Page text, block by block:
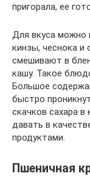
пригорала, ее
Для вкуса можно
кинзы, чеснока и
смешивают в
кашу. Такое
Большое
быстро
скачков сахара
давать в
продуктами.
Пшеничная